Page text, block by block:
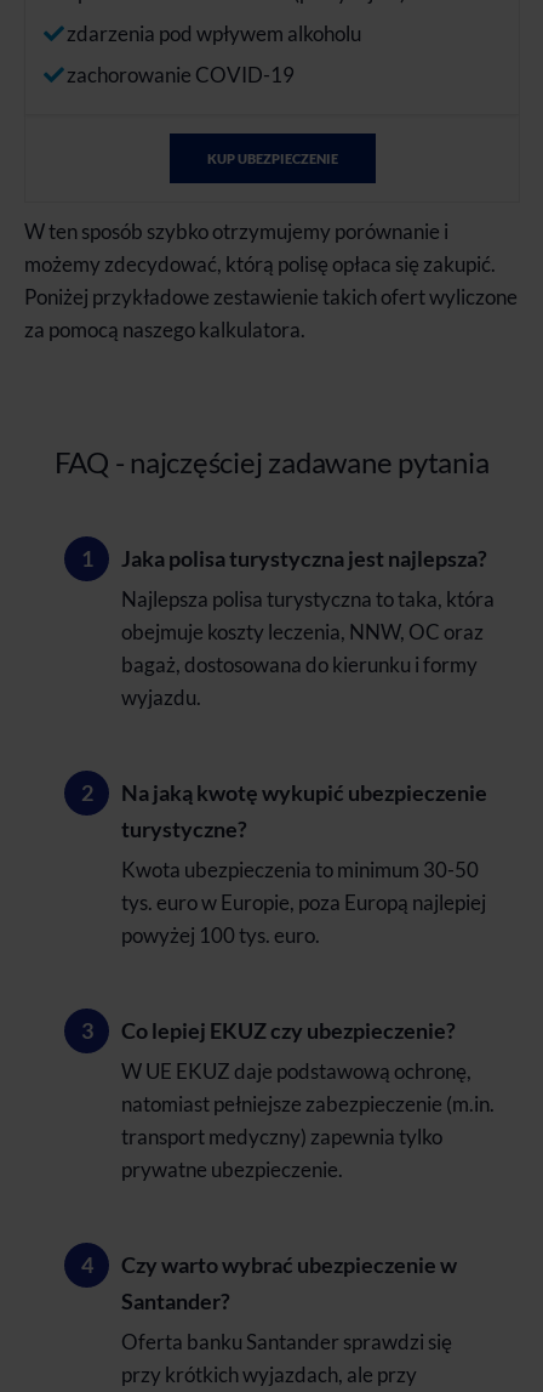
zdarzenia pod wpływem alkoholu
zachorowanie COVID-19
KUP UBEZPIECZENIE
W ten sposób szybko otrzymujemy porównanie i
możemy zdecydować, którą polisę opłaca się zakupić.
Poniżej przykładowe zestawienie takich ofert wyliczone
za pomocą naszego kalkulatora.
FAQ - najczęściej zadawane pytania
Jaka polisa turystyczna jest najlepsza?
Najlepsza polisa turystyczna to taka, która
obejmuje koszty leczenia, NNW, OC oraz
bagaż, dostosowana do kierunku i formy
wyjazdu.
Na jaką kwotę wykupić ubezpieczenie
turystyczne?
Kwota ubezpieczenia to minimum 30-50
tys. euro w Europie, poza Europą najlepiej
powyżej 100 tys. euro.
Co lepiej EKUZ czy ubezpieczenie?
W UE EKUZ daje podstawową ochronę,
natomiast pełniejsze zabezpieczenie (m.in.
transport medyczny) zapewnia tylko
prywatne ubezpieczenie.
Czy warto wybrać ubezpieczenie w
Santander?
Oferta banku Santander sprawdzi się
przy krótkich wyjazdach, ale przy